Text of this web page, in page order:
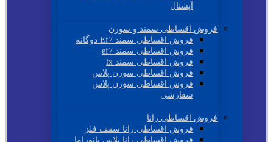
آپشنال
فروش اقساطی سمند و سورن
فروش اقساطی سمند Ef7 دوگانه
فروش اقساطی سمند ef7
فروش اقساطی سمند lx
فروش اقساطی سورن پلاس
فروش اقساطی سورن پلاس
سفارشی
فروش اقساطی رانا
فروش اقساطی رانا سقف فلز
فروش اقساطی رانا پلاس پانوراما